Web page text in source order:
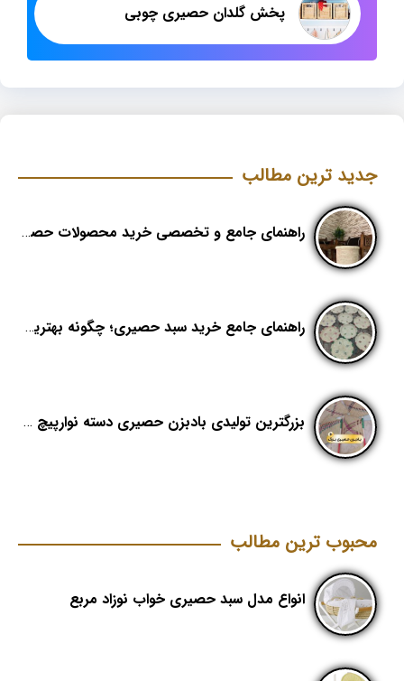
پخش گلدان حصیری چوبی
جدید ترین مطالب
راهنمای جامع و تخصصی خرید محصولات حصیری؛ هنر اصیل در دکوراسیون مدرن (بخش اول)
راهنمای جامع خرید سبد حصیری؛ چگونه بهترین کیفیت را در «هدیکا» تشخیص دهیم؟
بزرگترین تولیدی بادبزن حصیری دسته نوارپیچ در ایران با اسم برند هدیکا
محبوب ترین مطالب
انواع مدل سبد حصیری خواب نوزاد مربع